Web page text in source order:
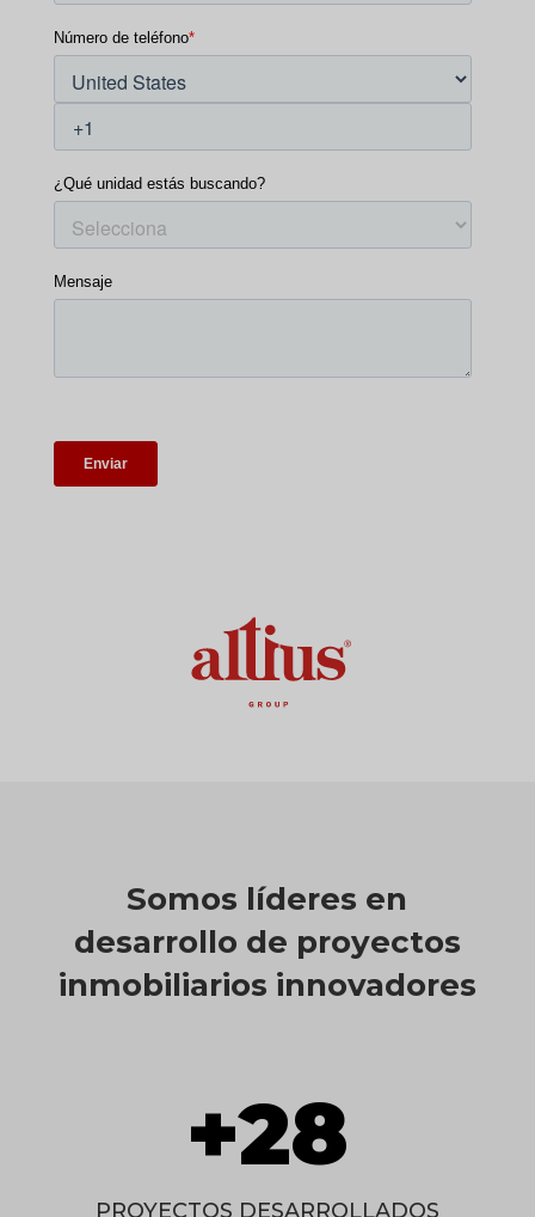
Somos líderes en
desarrollo de proyectos
inmobiliarios innovadores
+28
PROYECTOS DESARROLLADOS